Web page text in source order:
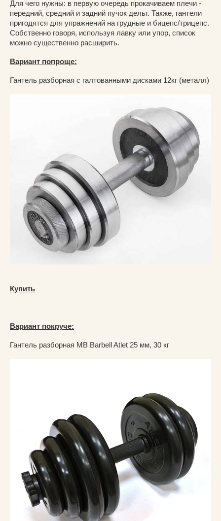
Для чего нужны: в первую очередь прокачиваем плечи -
передний, средний и задний пучок дельт. Также, гантели
пригодятся для упражнений на грудные и бицепс/трицепс.
Собственно говоря, используя лавку или упор, список
можно существенно расширить.
Вариант попроще:
Гантель разборная с галтованными дисками 12кг (металл)
Купить
Вариант покруче:
Гантель разборная MB Barbell Atlet 25 мм, 30 кг